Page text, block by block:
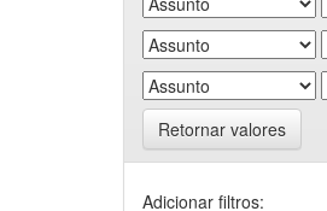
Retornar valores
Adicionar filtros: